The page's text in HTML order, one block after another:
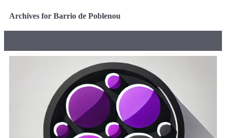
Archives for Barrio de Poblenou